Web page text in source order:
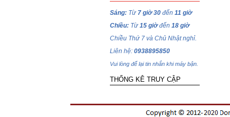
Sáng: Từ 7 giờ 30 đến 11 giờ
Chiều: Từ15 giờđến 18 giờ
Chiều Thứ 7 và Chủ Nhật nghỉ.
Liên hệ: 0938895850
Vui lòng để lại tin nhắn khi máy bận.
THỐNG KÊ TRUY CẬP